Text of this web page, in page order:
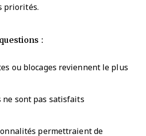
priorités.
:
ou blocages reviennent le plus
ne sont pas satisfaits
permettraient de